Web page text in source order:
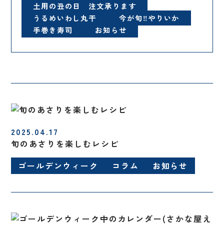
土用の丑の日 注文承ります
うるめいわし丸干
今が旬‼️やりいか
手巻き寿司
お知らせ
2025.04.17
旬のあさりを楽しむレシピ
ゴールデンウィーク
コラム お知らせ